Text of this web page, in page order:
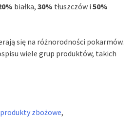
białka, 30% tłuszczów i 50%
się na różnorodności pokarmów.
wiele grup produktów, takich
zbożowe,